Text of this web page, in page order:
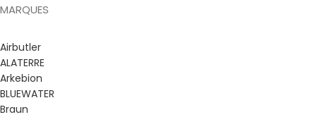
MARQUES
Airbutler
ALATERRE
Arkebion
BLUEWATER
Braun